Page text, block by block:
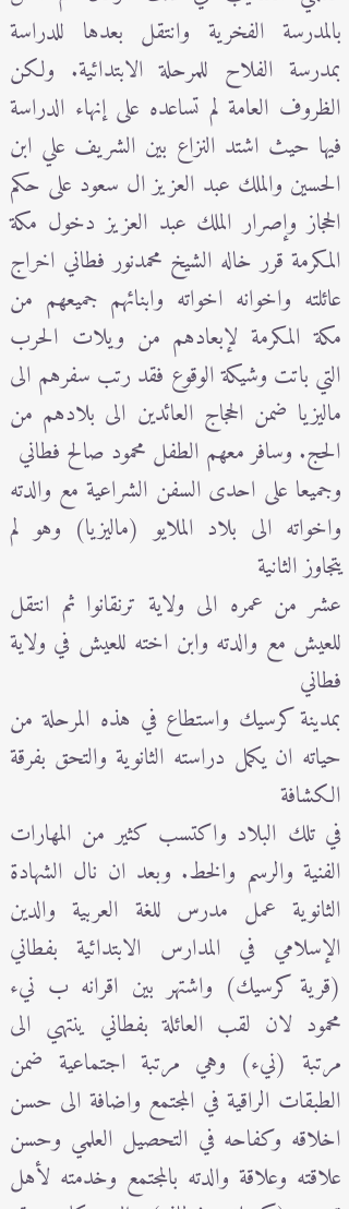
بالمدرسة الفخرية وانتقل بعدها للدراسة
بمدرسة الفلاح للمرحلة الابتدائية. ولكن
الظروف العامة لم تساعده على إنهاء الدراسة
فيها حيث اشتد النزاع بين الشريف علي ابن
الحسين والملك عبد العزيز ال سعود على حكم
الحجاز وإصرار الملك عبد العزيز دخول مكة
المكرمة قرر خاله الشيخ محمدنور فطاني اخراج
عائلته واخوانه اخواته وابنائهم جميعهم من
مكة المكرمة لإبعادهم من ويلات الحرب
التي باتت وشيكة الوقوع فقد رتب سفرهم الى
ماليزيا ضمن الحجاج العائدين الى بلادهم من
الحج. وسافر معهم الطفل محمود صالح فطاني
وجميعا على احدى السفن الشراعية مع والدته
واخواته الى بلاد الملايو (ماليزيا) وهو لم
يتجاوز الثانية
عشر من عمره الى ولاية ترنقانوا ثم انتقل
للعيش مع والدته وابن اخته للعيش في ولاية
فطاني
بمدينة كرسيك واستطاع في هذه المرحلة من
حياته ان يكمل دراسته الثانوية والتحق بفرقة
الكشافة
في تلك البلاد واكتسب كثير من المهارات
الفنية والرسم والخط. وبعد ان نال الشهادة
الثانوية عمل مدرس للغة العربية والدين
الإسلامي في المدارس الابتدائية بفطاني
(قرية كرسيك) واشتهر بين اقرانه ب نيء
محمود لان لقب العائلة بفطاني ينتهي الى
مرتبة (نيء) وهي مرتبة اجتماعية ضمن
الطبقات الراقية في المجتمع واضافة الى حسن
اخلاقه وكفاحه في التحصيل العلمي وحسن
علاقته وعلاقة والدته بالمجتمع وخدمته لأهل